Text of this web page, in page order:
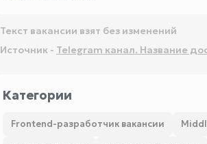
Текст вакансии взят без изменений
Источник - Telegram канал. Название
Категории
Frontend-разработчик вакансии